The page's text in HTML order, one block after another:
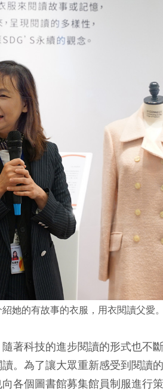
她的有故事的衣服，用衣閱讀父愛。
著科技的進步閱讀的形式也不
。為了讓大眾重新感受到閱讀
各個圖書館募集館員制服進行